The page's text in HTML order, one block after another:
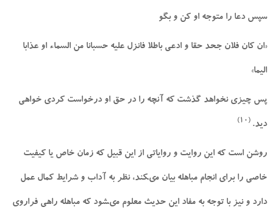
سپس دعا را متوجه او كن و بگو
«ان كان فلان جحد حقا و ادعى باطلا فانزل عليه حسبانا من السماء او عذابا
اليما»
پس چيزى نخواهد گذشت كه آنچه را در حق او درخواست كردى خواهى
ديد. (10)
روشن است كه اين روايت و رواياتى از اين قبيل كه زمان خاص يا كيفيت
خاصى را براى انجام مباهله بيان مى‏كند، نظر به آداب و شرايط كمال عمل
دارد و نيز با توجه به مفاد اين حديث معلوم مى‏شود كه مباهله راهى فراروى